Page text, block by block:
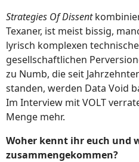
Strategies Of Dissent
Texaner, ist meist bissig,
lyrisch komplexen
gesellschaftlichen
zu Numb, die seit
standen, werden Data Void
Im Interview mit VOLT
Menge mehr.
Woher kennt ihr euch und
zusammengekommen?